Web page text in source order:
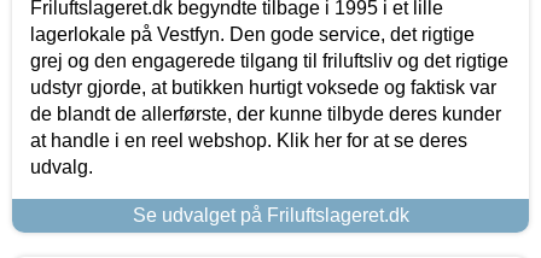
Friluftslageret.dk begyndte tilbage i 1995 i et lille
lagerlokale på Vestfyn. Den gode service, det rigtige
grej og den engagerede tilgang til friluftsliv og det rigtige
udstyr gjorde, at butikken hurtigt voksede og faktisk var
de blandt de allerførste, der kunne tilbyde deres kunder
at handle i en reel webshop. Klik her for at se deres
udvalg.
Se udvalget på Friluftslageret.dk